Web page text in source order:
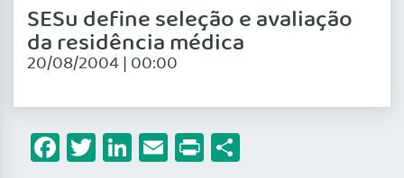
SESu define seleção e avaliação
da residência médica
20/08/2004 | 00:00
Facebook
Twitter
LinkedIn
Email
Print